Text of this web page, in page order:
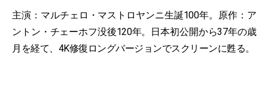
主演：マルチェロ・マストロヤンニ生誕100年。原作：ア
ントン・チェーホフ没後120年。日本初公開から37年の歳
月を経て、4K修復ロングバージョンでスクリーンに甦る。